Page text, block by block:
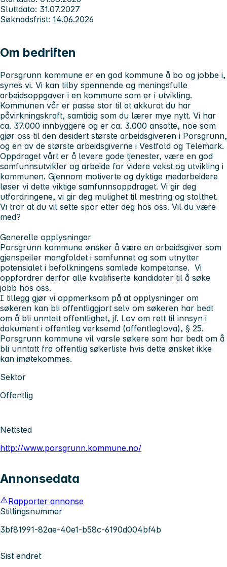
Sluttdato: 31.07.2027
Søknadsfrist: 14.06.2026
Om bedriften
Porsgrunn kommune er en god kommune å bo og jobbe i,
synes vi. Vi kan tilby spennende og meningsfulle
arbeidsoppgaver i en kommune som er i utvikling.
Kommunen vår er passe stor til at akkurat du har
påvirkningskraft, samtidig som du lærer mye nytt. Vi har
ca. 37.000 innbyggere og er ca. 3.000 ansatte, noe som
gjør oss til den desidert største arbeidsgiveren i Porsgrunn,
og en av de største arbeidsgiverne i Vestfold og Telemark.
Oppdraget vårt er å levere gode tjenester, være en god
samfunnsutvikler og arbeide for videre vekst og utvikling i
kommunen. Gjennom motiverte og dyktige medarbeidere
løser vi dette viktige samfunnsoppdraget. Vi gir deg
utfordringene, vi gir deg mulighet til mestring og stolthet.
Vi tror at du vil sette spor etter deg hos oss. Vil du være
med?
Generelle opplysninger
Porsgrunn kommune ønsker å være en arbeidsgiver som
gjenspeiler mangfoldet i samfunnet og som utnytter
potensialet i befolkningens samlede kompetanse. Vi
oppfordrer derfor alle kvalifiserte kandidater til å søke
jobb hos oss.
I tillegg gjør vi oppmerksom på at opplysninger om
søkeren kan bli offentliggjort selv om søkeren har bedt
om å bli unntatt offentlighet, jf. Lov om rett til innsyn i
dokument i offentleg verksemd (offentleglova), § 25.
Porsgrunn kommune vil varsle søkere som har bedt om å
bli unntatt fra offentlig søkerliste hvis dette ønsket ikke
kan imøtekommes.
Sektor
Offentlig
Nettsted
http://www.porsgrunn.kommune.no/
Annonsedata
Rapporter annonse
Stillingsnummer
3bf81991-82ae-40e1-b58c-6190d004bf4b
Sist endret